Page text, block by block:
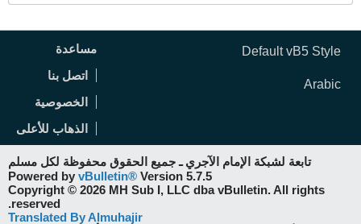
Default vB5 Style
Arabic
مساعدة
اتصل بنا
الخصوصية
الذهاب للأعلى
تابعة لشبكة الإمام الآجري ـ جميع الحقوق محفوظة لكل مسلم
Powered by vBulletin® Version 5.7.5
Copyright © 2026 MH Sub I, LLC dba vBulletin. All rights
reserved.
Translated By Almuhajir